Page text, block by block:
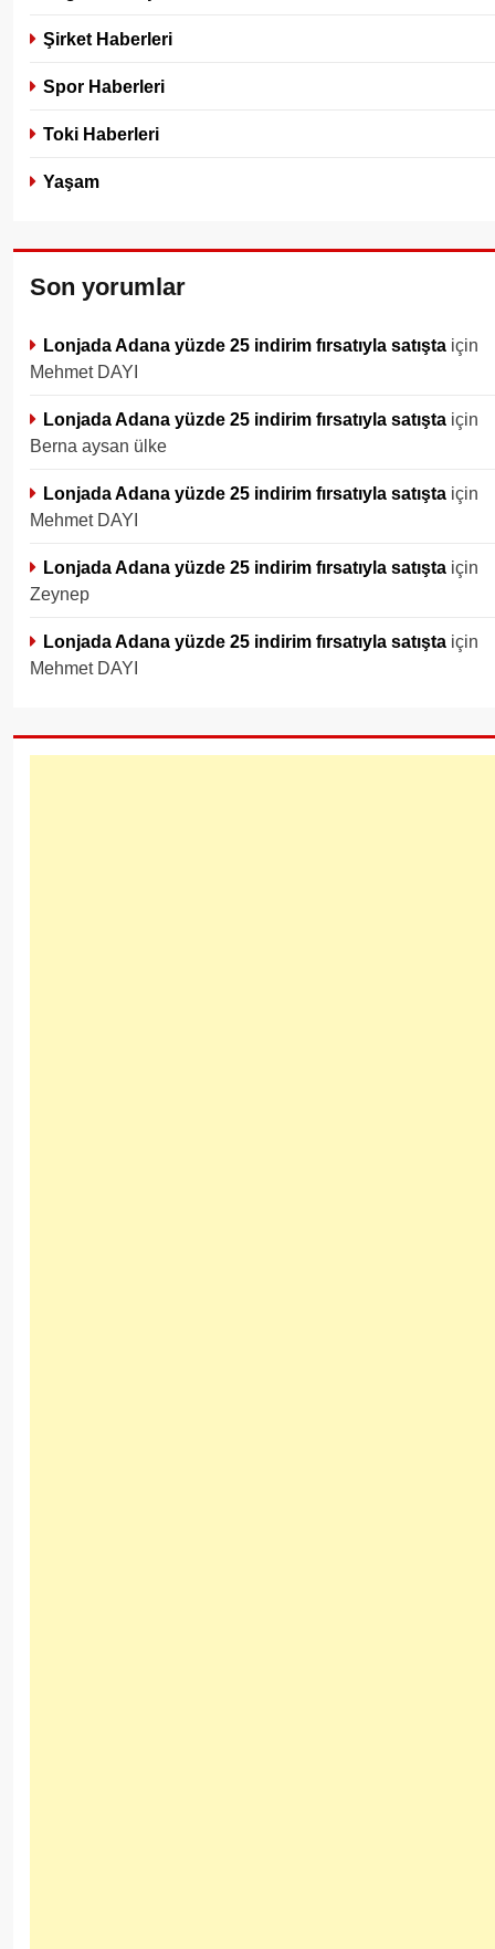
Şirket Haberleri
Spor Haberleri
Toki Haberleri
Yaşam
Son yorumlar
Lonjada Adana yüzde 25 indirim fırsatıyla satışta için
Mehmet DAYI
Lonjada Adana yüzde 25 indirim fırsatıyla satışta için
Berna aysan ülke
Lonjada Adana yüzde 25 indirim fırsatıyla satışta için
Mehmet DAYI
Lonjada Adana yüzde 25 indirim fırsatıyla satışta için
Zeynep
Lonjada Adana yüzde 25 indirim fırsatıyla satışta için
Mehmet DAYI